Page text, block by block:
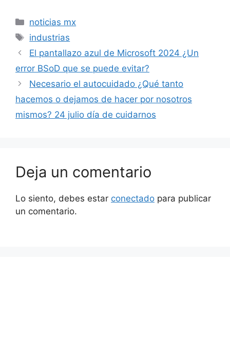
Categorías
noticias mx
Etiquetas
industrias
El pantallazo azul de Microsoft 2024 ¿Un
error BSoD que se puede evitar?
Necesario el autocuidado ¿Qué tanto
hacemos o dejamos de hacer por nosotros
mismos? 24 julio día de cuidarnos
Deja un comentario
Lo siento, debes estar conectado para publicar
un comentario.